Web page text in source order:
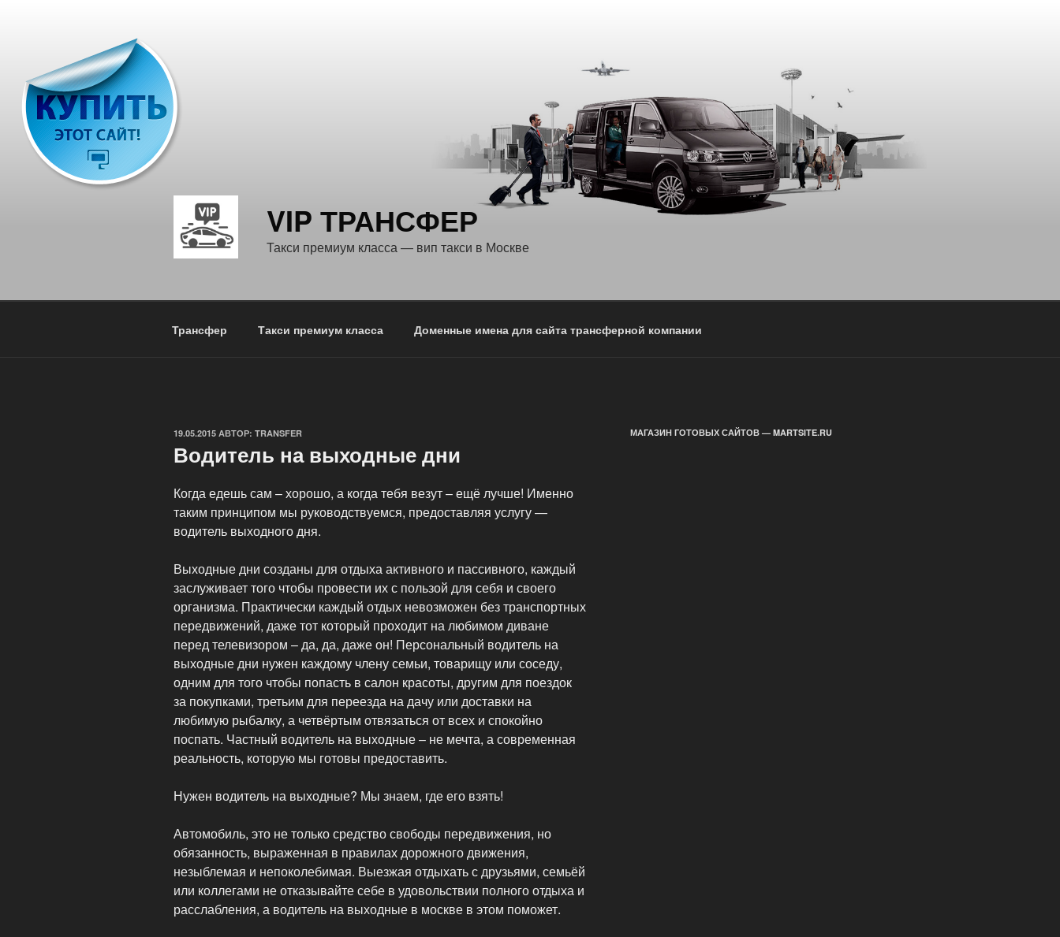
VIP ТРАНСФЕР
Такси премиум класса — вип такси в Москве
Трансфер Такси премиум класса Доменные имена для сайта трансферной компании
ОПУБЛИКОВАНО
19.05.2015 АВТОР: TRANSFER
Водитель на выходные дни
Когда едешь сам – хорошо, а когда тебя везут – ещё лучше! Именно
таким принципом мы руководствуемся, предоставляя услугу —
водитель выходного дня.
Выходные дни созданы для отдыха активного и пассивного, каждый
заслуживает того чтобы провести их с пользой для себя и своего
организма. Практически каждый отдых невозможен без транспортных
передвижений, даже тот который проходит на любимом диване
перед телевизором – да, да, даже он! Персональный водитель на
выходные дни нужен каждому члену семьи, товарищу или соседу,
одним для того чтобы попасть в салон красоты, другим для поездок
за покупками, третьим для переезда на дачу или доставки на
любимую рыбалку, а четвёртым отвязаться от всех и спокойно
поспать. Частный водитель на выходные – не мечта, а современная
реальность, которую мы готовы предоставить.
Нужен водитель на выходные? Мы знаем, где его взять!
Автомобиль, это не только средство свободы передвижения, но
обязанность, выраженная в правилах дорожного движения,
незыблемая и непоколебимая. Выезжая отдыхать с друзьями, семьёй
или коллегами не отказывайте себе в удовольствии полного отдыха и
расслабления, а водитель на выходные в москве в этом поможет.
МАГАЗИН ГОТОВЫХ САЙТОВ — MARTSITE.RU